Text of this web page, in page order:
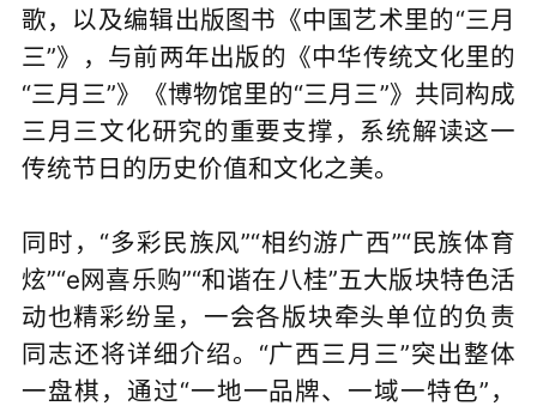
歌，以及编辑出版图书《中国艺术里的“三月
三”》，与前两年出版的《中华传统文化里的
“三月三”》《博物馆里的“三月三”》共同构成
三月三文化研究的重要支撑，系统解读这一
传统节日的历史价值和文化之美。
同时，“多彩民族风”“相约游广西”“民族体育
炫”“e网喜乐购”“和谐在八桂”五大版块特色活
动也精彩纷呈，一会各版块牵头单位的负责
同志还将详细介绍。“广西三月三”突出整体
一盘棋，通过“一地一品牌、一域一特色”，